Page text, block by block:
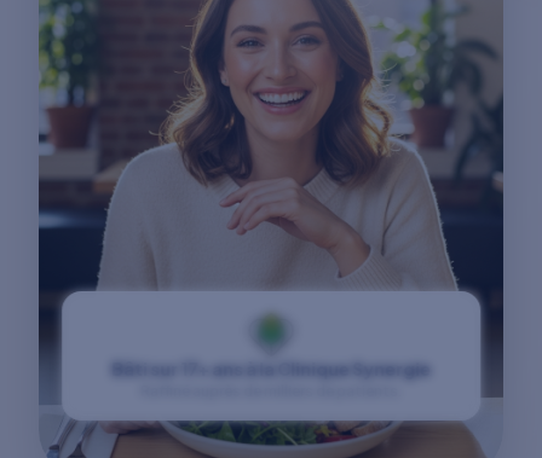
Bâti sur 17+ ans à la Clinique Synergie